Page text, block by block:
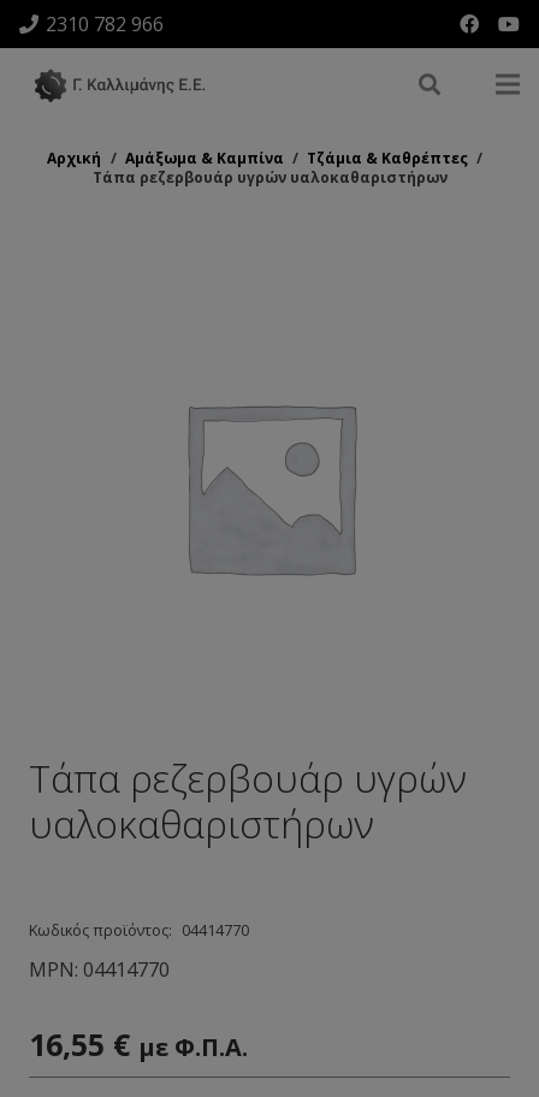
2310 782 966
Αρχική / Αμάξωμα & Καμπίνα / Τζάμια & Καθρέπτες /
Τάπα ρεζερβουάρ υγρών υαλοκαθαριστήρων
Τάπα ρεζερβουάρ υγρών
υαλοκαθαριστήρων
Κωδικός προϊόντος: 04414770
MPN: 04414770
16,55 € με Φ.Π.Α.